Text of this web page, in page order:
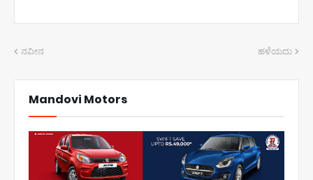
ನವೀನ ಹಳೆಯದು
Mandovi Motors